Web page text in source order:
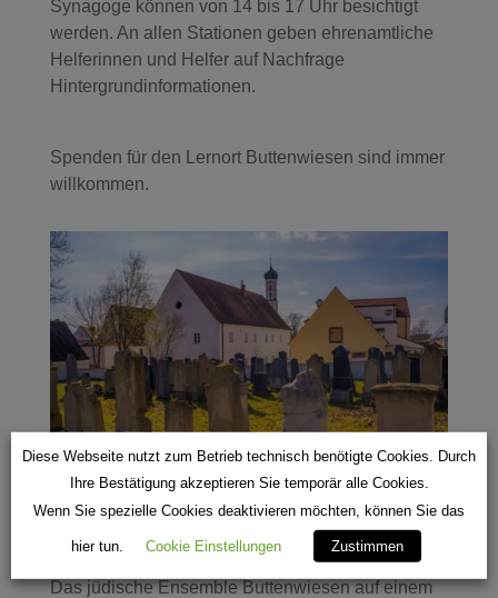
Synagoge können von 14 bis 17 Uhr besichtigt
werden. An allen Stationen geben ehrenamtliche
Helferinnen und Helfer auf Nachfrage
Hintergrundinformationen.
Spenden für den Lernort Buttenwiesen sind immer
willkommen.
Foto: Jüdisches_Ensemble_Buttenwiesen.jpg
Das jüdische Ensemble Buttenwiesen auf einem
Diese Webseite nutzt zum Betrieb technisch benötigte Cookies. Durch
Ihre Bestätigung akzeptieren Sie temporär alle Cookies.
Wenn Sie spezielle Cookies deaktivieren möchten, können Sie das
hier tun. Cookie Einstellungen Zustimmen